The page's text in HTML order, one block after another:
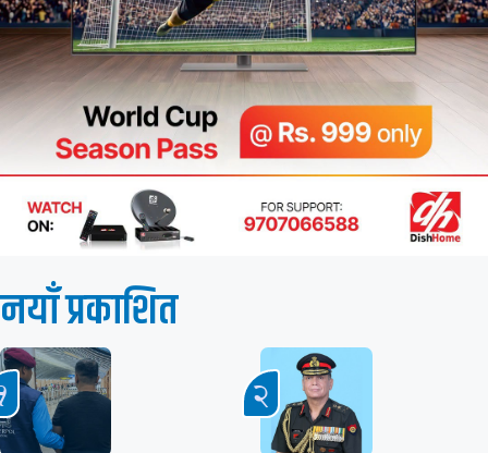
नयाँ प्रकाशित